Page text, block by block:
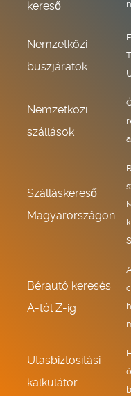
kereső
Nemzetközi
buszjáratok
Nemzetközi
szállások
Szálláskereső
Magyarországon
Bérautó keresés
A-tól Z-ig
Utasbiztosítási
kalkulátor